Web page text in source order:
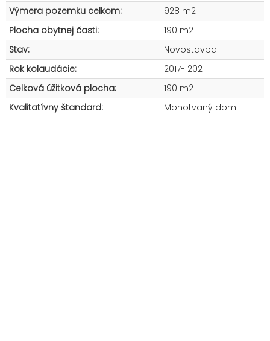
Výmera pozemku celkom:
928 m2
Plocha obytnej časti:
190 m2
Stav:
Novostavba
Rok kolaudácie:
2017- 2021
Celková úžitková plocha:
190 m2
Kvalitatívny štandard:
Monotvaný dom